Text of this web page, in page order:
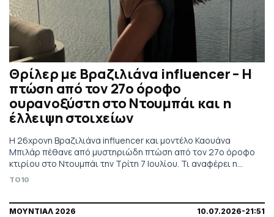
Θρίλερ με Βραζιλιάνα influencer – Η
πτώση από τον 27ο όροφο
ουρανοξύστη στο Ντουμπάι και η
έλλειψη στοιχείων
Η 26χρονη Βραζιλιάνα influencer και μοντέλο Καουάνα
Μπιλάρ πέθανε από μυστηριώδη πτώση από τον 27ο όροφο
κτιρίου στο Ντουμπάι την Τρίτη 7 Ιουλίου. Τι αναφέρει η
οικογένεια και φίλος της
TO10
ΜΟΥΝΤΙΑΛ 2026 10.07.2026-21:51